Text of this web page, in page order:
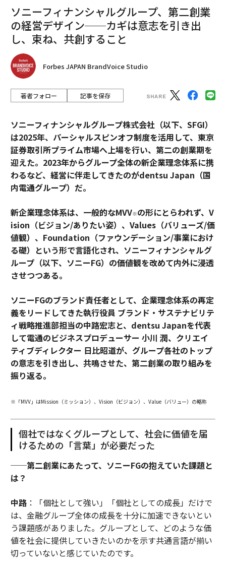
ソニーフィナンシャルグループ、第二創業
の経営デザイン──カギは意志を引き出
し、束ね、共創すること
Forbes JAPAN BrandVoice Studio
著者フォロー 記事を保存
ソニーフィナンシャルグループ株式会社（以下、SFGI）
は2025年、パーシャルスピンオフ制度を活用して、東京
証券取引所プライム市場へ上場を行い、第二の創業期を
迎えた。2023年からグループ全体の新企業理念体系に携
わるなど、経営に伴走してきたのがdentsu Japan（国
内電通グループ）だ。
新企業理念体系は、一般的なMVV※の形にとらわれず、V
ision（ビジョン/ありたい姿）、Values（バリューズ/価
値観）、Foundation（ファウンデーション/事業におけ
る礎）という形で言語化され、ソニーフィナンシャルグ
ループ（以下、ソニーFG）の価値観を改めて内外に浸透
させつつある。
ソニーFGのブランド責任者として、企業理念体系の再定
義をリードしてきた執行役員 ブランド・サステナビリテ
ィ戦略推進部担当の中路宏志と、dentsu Japanを代表
して電通のビジネスプロデューサー 小川 潤、クリエイ
ティブディレクター 日比昭道が、グループ各社のトップ
の意志を引き出し、共鳴させた、第二創業の取り組みを
振り返る。
※「MVV」はMission（ミッション）、Vision（ビジョン）、Value（バリュー）の略称
個社ではなくグループとして、社会に価値を届
けるための「言葉」が必要だった
──第二創業にあたって、ソニーFGの抱えていた課題と
は？
中路：「個社として強い」「個社としての成長」だけで
は、金融グループ全体の成長を十分に加速できないとい
う課題感がありました。グループとして、どのような価
値を社会に提供していきたいのかを示す共通言語が揃い
切っていないと感じていたのです。